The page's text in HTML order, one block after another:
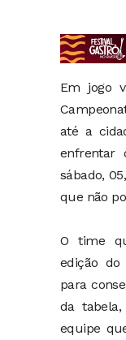
Em jogo
até a
enfrentar
sábado,
que não
O time
edição do
para
da
equipe